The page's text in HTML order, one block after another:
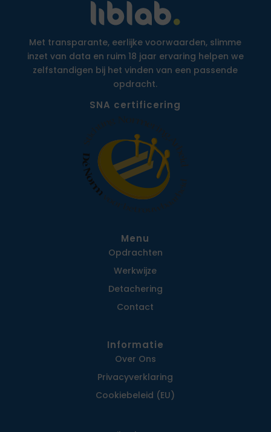
Met transparante, eerlijke voorwaarden, slimme
inzet van data en ruim 18 jaar ervaring helpen we
zelfstandigen bij het vinden van een passende
opdracht.
SNA certificering
Menu
Opdrachten
Werkwijze
Detachering
Contact
Informatie
Over Ons
Privacy­verklaring
Cookiebeleid (EU)